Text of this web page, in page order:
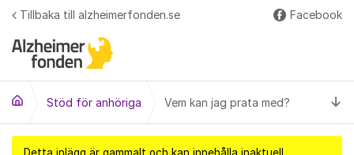
Hoppa till innehåll
Tillbaka till alzheimerfonden.se Facebook
Stöd för anhöriga Vem kan jag prata med?